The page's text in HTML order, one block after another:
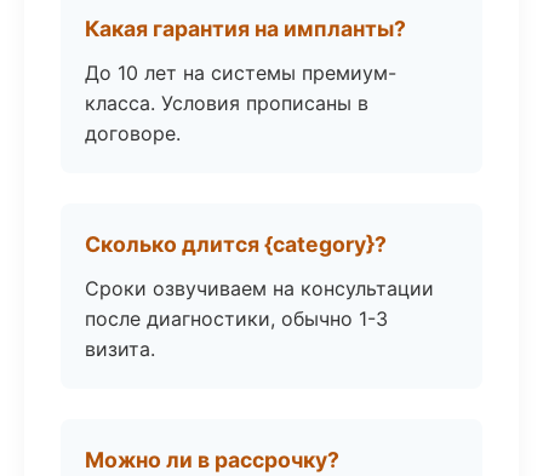
Какая гарантия на импланты?
До 10 лет на системы премиум-
класса. Условия прописаны в
договоре.
Сколько длится {category}?
Сроки озвучиваем на консультации
после диагностики, обычно 1-3
визита.
Можно ли в рассрочку?